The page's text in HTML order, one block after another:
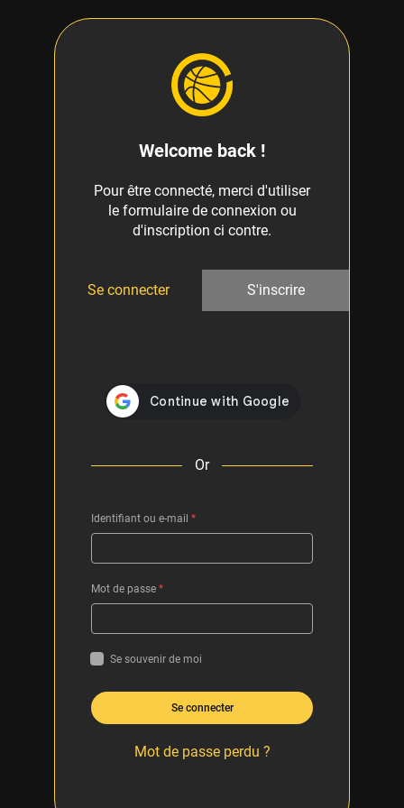
Welcome back !
Pour être connecté, merci d'utiliser
le formulaire de connexion ou
d'inscription ci contre.
Se connecter S'inscrire
Or
Identifiant ou e-mail *
Mot de passe *
Se souvenir de moi
Se connecter
Mot de passe perdu ?